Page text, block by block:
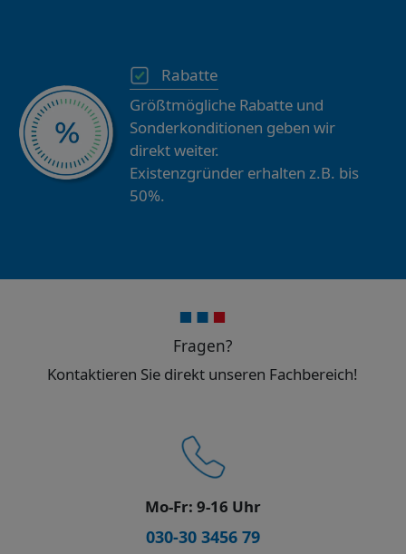
Rabatte
Größtmögliche Rabatte und
Sonderkonditionen geben wir
direkt weiter.
Existenzgründer erhalten z.B. bis
50%.
Fragen?
Kontaktieren Sie direkt unseren Fachbereich!
Mo-Fr: 9-16 Uhr
030-30 3456 79